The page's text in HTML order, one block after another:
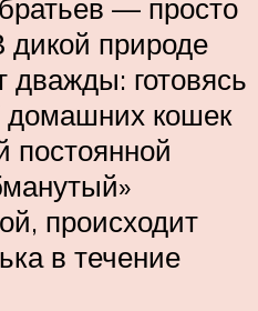
— просто
дикой природе
готовясь
домашних кошек
постоянной
происходит
в течение